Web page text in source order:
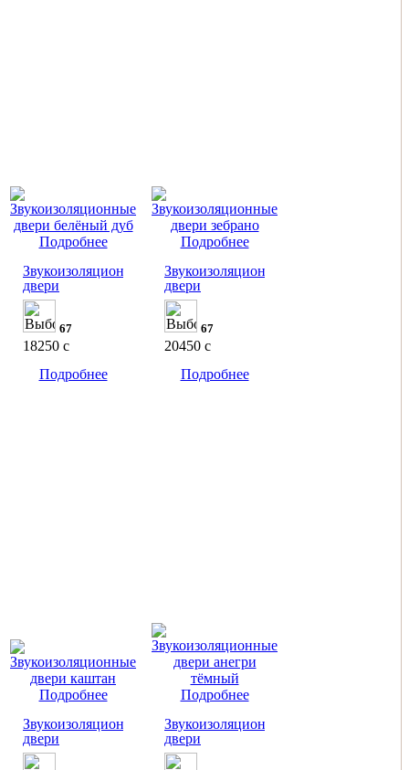
Подробнее
Звукоизоляционные
двери
67
18250 c
Подробнее
Подробнее
Звукоизоляционные
двери
67
20450 c
Подробнее
Подробнее
Звукоизоляционные
двери
Подробнее
Звукоизоляционные
двери